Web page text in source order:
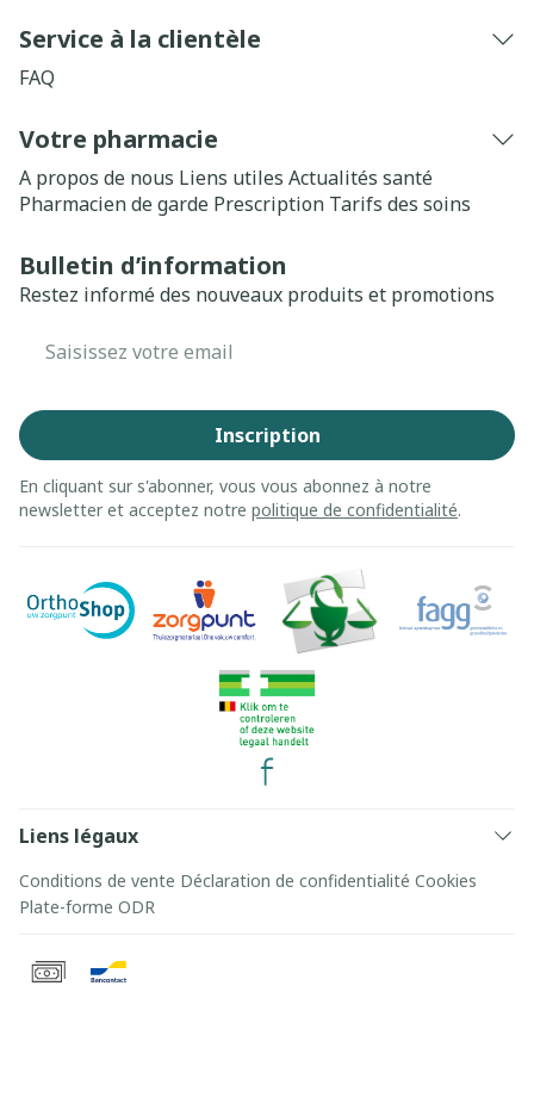
Service à la clientèle
FAQ
Votre pharmacie
A propos de nous Liens utiles Actualités santé
Pharmacien de garde Prescription Tarifs des soins
Bulletin d’information
Restez informé des nouveaux produits et promotions
Inscription
En cliquant sur s'abonner, vous vous abonnez à notre
newsletter et acceptez notre politique de confidentialité.
Liens légaux
Conditions de vente Déclaration de confidentialité Cookies
Plate-forme ODR